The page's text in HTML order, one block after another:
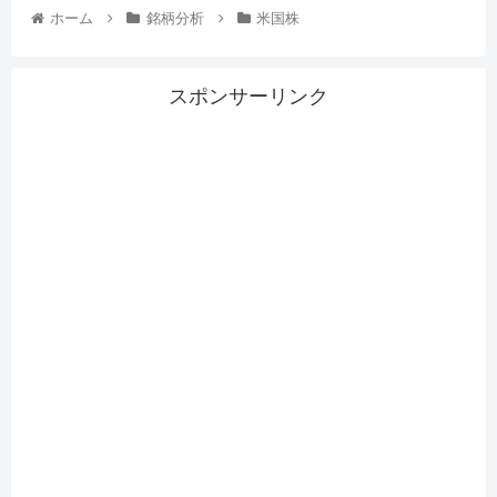
ホーム 銘柄分析 米国株
スポンサーリンク